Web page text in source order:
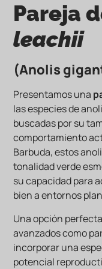
Pareja
leachii
(Anolis
Presentamos una
las especies de
buscadas por su
comportamiento
Barbuda, estos
tonalidad verde
su capacidad para
bien a entornos
Una opción
avanzados como
incorporar una
potencial